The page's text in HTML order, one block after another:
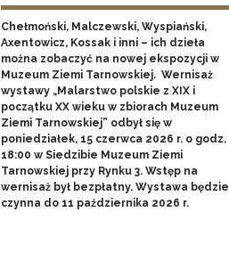
Chełmoński, Malczewski, Wyspiański,
Axentowicz, Kossak i inni – ich dzieła
można zobaczyć na nowej ekspozycji w
Muzeum Ziemi Tarnowskiej. Wernisaż
wystawy „Malarstwo polskie z XIX i
początku XX wieku w zbiorach Muzeum
Ziemi Tarnowskiej” odbył się w
poniedziałek, 15 czerwca 2026 r. o godz.
18:00 w Siedzibie Muzeum Ziemi
Tarnowskiej przy Rynku 3. Wstęp na
wernisaż był bezpłatny. Wystawa będzie
czynna do 11 października 2026 r.